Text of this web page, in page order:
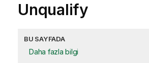
Unqualify
BU SAYFADA
Daha fazla bilgi